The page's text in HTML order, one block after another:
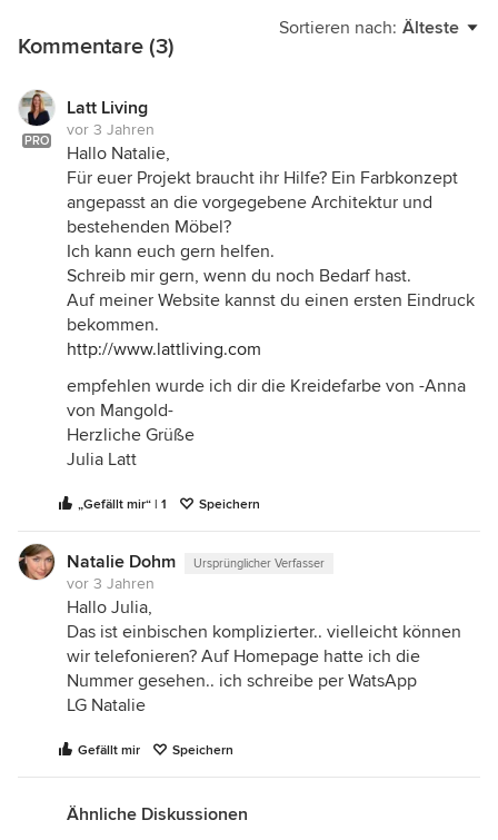
Sortieren nach: Älteste
Kommentare (3)
PRO
Latt Living
vor 3 Jahren
Hallo Natalie,
Für euer Projekt braucht ihr Hilfe? Ein Farbkonzept
angepasst an die vorgegebene Architektur und
bestehenden Möbel?
Ich kann euch gern helfen.
Schreib mir gern, wenn du noch Bedarf hast.
Auf meiner Website kannst du einen ersten Eindruck
bekommen.
http://www.lattliving.com
empfehlen wurde ich dir die Kreidefarbe von -Anna
von Mangold-
Herzliche Grüße
Julia Latt
„Gefällt mir“ | 1 Speichern
Natalie Dohm Ursprünglicher Verfasser
vor 3 Jahren
Hallo Julia,
Das ist einbischen komplizierter.. vielleicht können
wir telefonieren? Auf Homepage hatte ich die
Nummer gesehen.. ich schreibe per WatsApp
LG Natalie
Gefällt mir Speichern
Ähnliche Diskussionen